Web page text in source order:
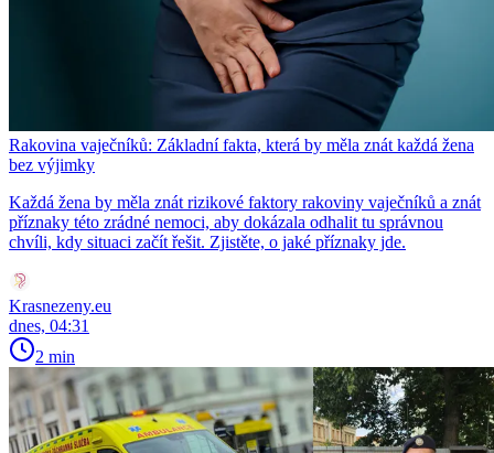
Rakovina vaječníků: Základní fakta, která by měla znát každá žena
bez výjimky
Každá žena by měla znát rizikové faktory rakoviny vaječníků a znát
příznaky této zrádné nemoci, aby dokázala odhalit tu správnou
chvíli, kdy situaci začít řešit. Zjistěte, o jaké příznaky jde.
Krasnezeny.eu
dnes, 04:31
2 min